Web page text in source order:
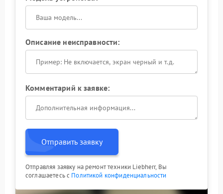
Описание неисправности:
Комментарий к заявке:
Отправить заявку
Отправляя заявку на ремонт техники Liebherr, Вы
соглашаетесь с Политикой конфиденциальности